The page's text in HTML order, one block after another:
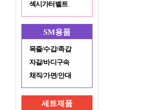
섹시가터벨트
SM용품
목줄/수갑/족갑
자갈/바디구속
채직/가면/안대
세트제품